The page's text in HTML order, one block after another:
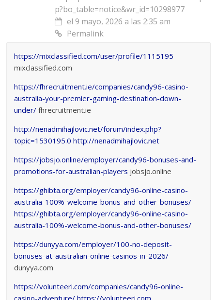
p?bo_table=notice&wr_id=10298977
el 9 mayo, 2026 a las 2:35 am
Permalink
https://mixclassified.com/user/profile/1115195
mixclassified.com
https://fhrecruitment.ie/companies/candy96-casino-
australia-your-premier-gaming-destination-down-
under/ fhrecruitment.ie
http://nenadmihajlovic.net/forum/index.php?
topic=1530195.0 http://nenadmihajlovic.net
https://jobsjo.online/employer/candy96-bonuses-and-
promotions-for-australian-players jobsjo.online
https://ghibta.org/employer/candy96-online-casino-
australia-100%-welcome-bonus-and-other-bonuses/
https://ghibta.org/employer/candy96-online-casino-
australia-100%-welcome-bonus-and-other-bonuses/
https://dunyya.com/employer/100-no-deposit-
bonuses-at-australian-online-casinos-in-2026/
dunyya.com
https://volunteeri.com/companies/candy96-online-